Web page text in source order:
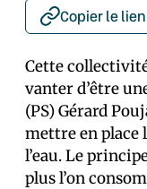
Copier le lien
Cette
vanter d’être
(PS) Gérard
mettre en place
l’eau. Le
plus l’on